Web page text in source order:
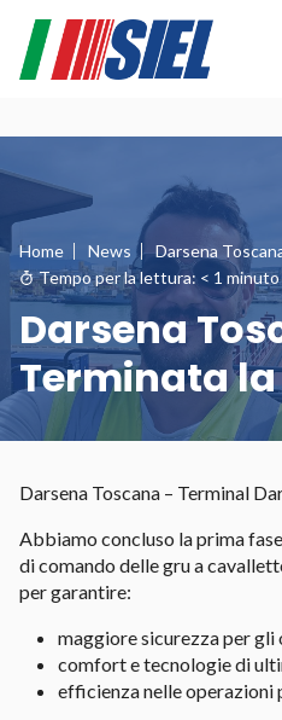
Home News
Darsena
Tempo per la lettura: < 1 minuto
Darsena
Terminata
Darsena Toscana – Terminal
Abbiamo concluso la prima
di comando delle gru a
per garantire:
maggiore sicurezza per
comfort e tecnologie di
efficienza nelle operazioni